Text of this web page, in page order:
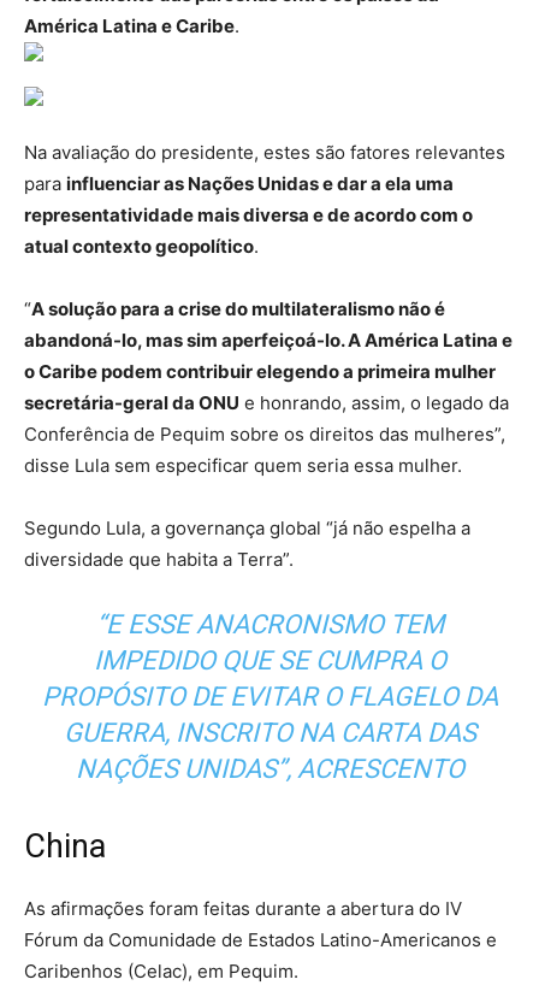
América Latina e Caribe.
Na avaliação do presidente, estes são fatores relevantes
para influenciar as Nações Unidas e dar a ela uma
representatividade mais diversa e de acordo com o
atual contexto geopolítico.
“A solução para a crise do multilateralismo não é
abandoná-lo, mas sim aperfeiçoá-lo. A América Latina e
o Caribe podem contribuir elegendo a primeira mulher
secretária-geral da ONU e honrando, assim, o legado da
Conferência de Pequim sobre os direitos das mulheres”,
disse Lula sem especificar quem seria essa mulher.
Segundo Lula, a governança global “já não espelha a
diversidade que habita a Terra”.
“E ESSE ANACRONISMO TEM
IMPEDIDO QUE SE CUMPRA O
PROPÓSITO DE EVITAR O FLAGELO DA
GUERRA, INSCRITO NA CARTA DAS
NAÇÕES UNIDAS”, ACRESCENTO
China
As afirmações foram feitas durante a abertura do IV
Fórum da Comunidade de Estados Latino-Americanos e
Caribenhos (Celac), em Pequim.